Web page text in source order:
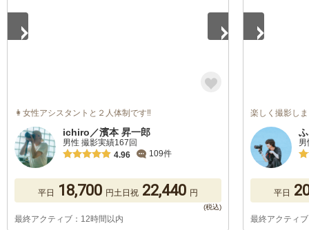
👩‍女性アシスタントと２人体制です‼️
ichiro／濱本 昇一郎
男性 撮影実績167回
4.96
109件
平日 18,700 円土日祝 22,440 円
最終アクティブ：12時間以内
楽しく撮影し
平日
最終アクティ